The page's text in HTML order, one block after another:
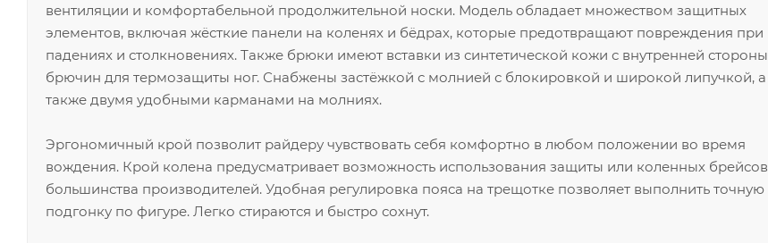
вентиляции и комфортабельной продолжительной носки. Модель обладает множеством защитных
элементов, включая жёсткие панели на коленях и бёдрах, которые предотвращают повреждения при
падениях и столкновениях. Также брюки имеют вставки из синтетической кожи с внутренней стороны
брючин для термозащиты ног. Снабжены застёжкой с молнией с блокировкой и широкой липучкой, а
также двумя удобными карманами на молниях.
Эргономичный крой позволит райдеру чувствовать себя комфортно в любом положении во время
вождения. Крой колена предусматривает возможность использования защиты или коленных брейсов
большинства производителей. Удобная регулировка пояса на трещотке позволяет выполнить точную
подгонку по фигуре. Легко стираются и быстро сохнут.